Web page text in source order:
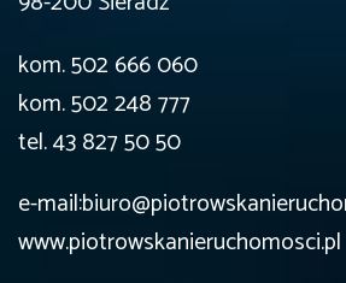
kom. 502 666 060
kom. 502 248 777
tel. 43 827 50 50
e-
www.piotrowskanieruchomosci.pl